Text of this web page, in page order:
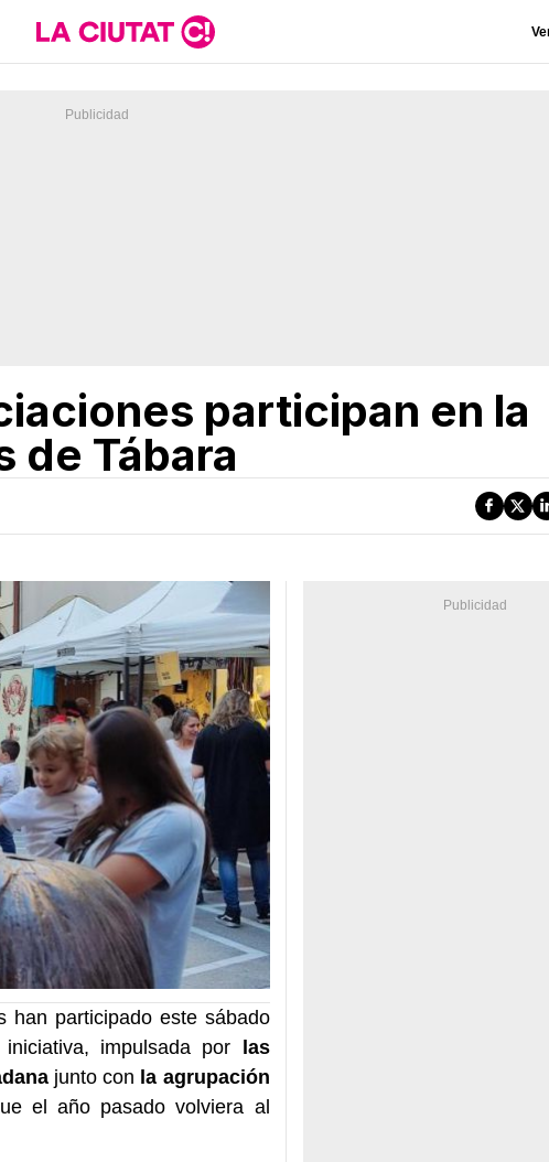
participan en la
de Tábara
han participado este sábado
impulsada por las
junto con la agrupación
el año pasado volviera al